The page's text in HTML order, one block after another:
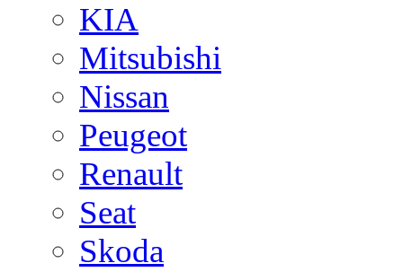
KIA
Mitsubishi
Nissan
Peugeot
Renault
Seat
Skoda